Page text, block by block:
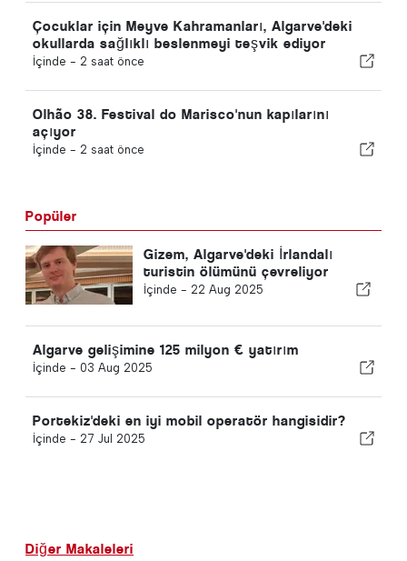
Çocuklar için Meyve Kahramanları, Algarve'deki
okullarda sağlıklı beslenmeyi teşvik ediyor
İçinde - 2 saat önce
Olhão 38. Festival do Marisco'nun kapılarını
açıyor
İçinde - 2 saat önce
Popüler
Gizem, Algarve'deki İrlandalı
turistin ölümünü çevreliyor
İçinde - 22 Aug 2025
Algarve gelişimine 125 milyon € yatırım
İçinde - 03 Aug 2025
Portekiz'deki en iyi mobil operatör hangisidir?
İçinde - 27 Jul 2025
Diğer Makaleleri